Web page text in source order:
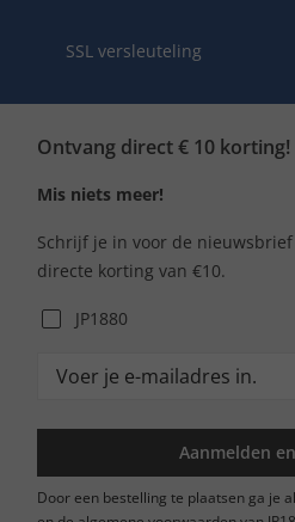
SSL versleuteling
Ontvang direct € 10 korting!
Mis niets meer!
Schrijf je in voor de
directe korting van €10.
JP1880
Aanmelden
Door een bestelling te plaatsen ga je